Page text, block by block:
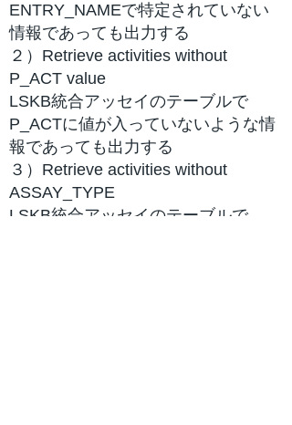
ENTRY_NAMEで特定されていない
情報であっても出力する
２）Retrieve activities without
P_ACT value
LSKB統合アッセイのテーブルで
P_ACTに値が入っていないような情
報であっても出力する
３）Retrieve activities without
ASSAY_TYPE
LSKB統合アッセイのテーブルで